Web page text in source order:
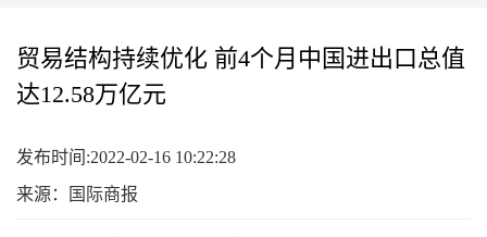
贸易结构持续优化 前4个月中国进出口总值
达12.58万亿元
发布时间:2022-02-16 10:22:28
来源：国际商报